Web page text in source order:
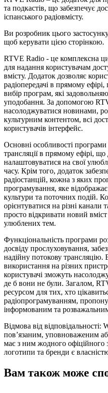
та подкастів, що забезпечує
іспанського радіовмісту.
Ви розробник цього
щоб керувати цією сторінкою.
RTVE Radio - це комплексна
для надання користувачам
вмісту. Додаток дозволяє
радіопередачі в прямому
вибір програм, які
уподобання. За допомогою
насолоджуватися новинами,
культурним контентом, всі
користувачів інтерфейс.
Основні особливості
трансляції в прямому ефірі,
налаштовуватися на свої
часу. Крім того, додаток
радіостанцій, кожна з яких
програмування, яке відображає
культури та поточних подій.
орієнтуватися на різні
просто відкривати новий
улюблених тем.
Функціональність програми
досвіду прослуховування,
надійну потокову трансляцію.
використання на різних
користувачі зможуть
де б вони не були. Загалом,
ресурсом для тих, хто
радіопрограмуванням,
інформованим та
Відмова від відповідальності:
пов’язаним, уповноваженим
має з ним жодного офіційного
логотипи та бренди є
Вам також може